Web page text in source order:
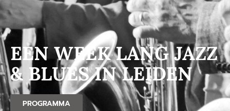
EEN WEEK LANGJAZZ
& BLUESINLEIDEN
PROGRAMMA